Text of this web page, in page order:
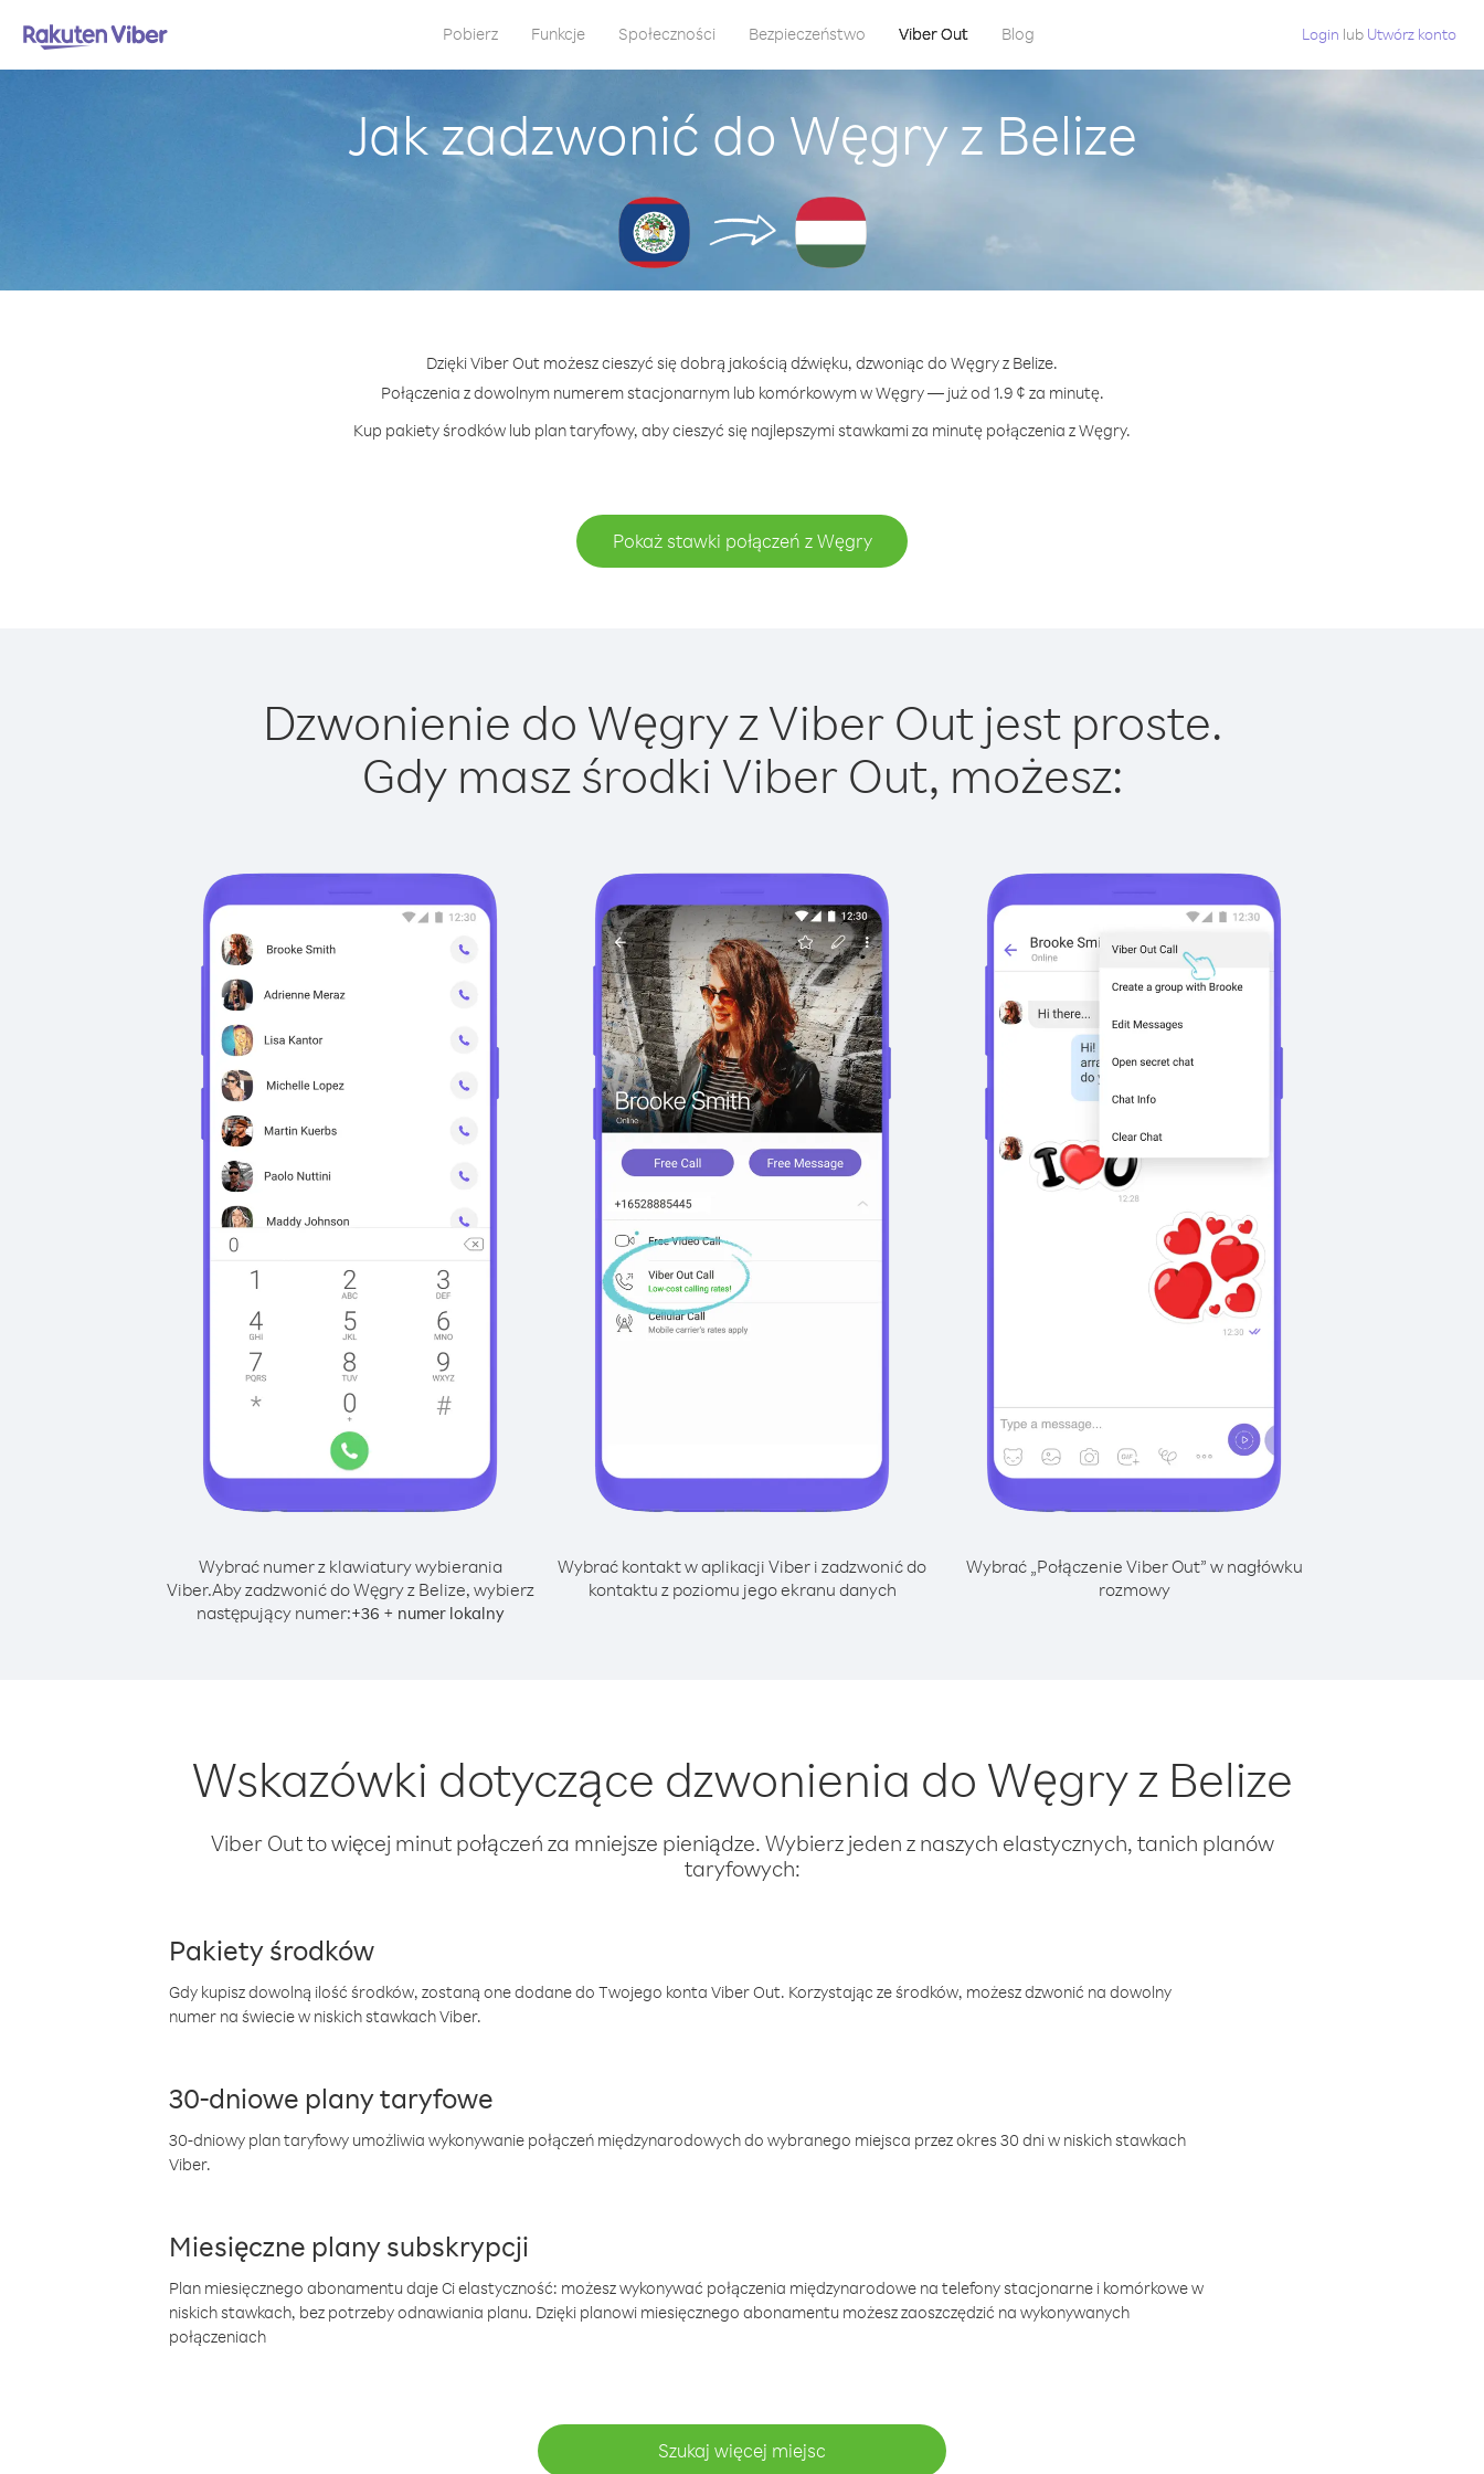
Pobierz Funkcje Społeczności Bezpieczeństwo Viber Out Blog Login lub Utwórz konto
Jak zadzwonić do Węgry z Belize
Dzięki Viber Out możesz cieszyć się dobrą jakością dźwięku, dzwoniąc do Węgry z Belize.
Połączenia z dowolnym numerem stacjonarnym lub komórkowym w Węgry — już od 1.9 ¢ za minutę.
Kup pakiety środków lub plan taryfowy, aby cieszyć się najlepszymi stawkami za minutę połączenia z Węgry.
Pokaż stawki połączeń z Węgry
Dzwonienie do Węgry z Viber Out jest proste.
Gdy masz środki Viber Out, możesz:
Wybrać numer z klawiatury wybierania
Viber.Aby zadzwonić do Węgry z Belize, wybierz
następujący numer:+36 + numer lokalny
Wybrać kontakt w aplikacji Viber i zadzwonić do
kontaktu z poziomu jego ekranu danych
Wybrać „Połączenie Viber Out” w nagłówku
rozmowy
Wskazówki dotyczące dzwonienia do Węgry z Belize
Viber Out to więcej minut połączeń za mniejsze pieniądze. Wybierz jeden z naszych elastycznych, tanich planów
taryfowych:
Pakiety środków
Gdy kupisz dowolną ilość środków, zostaną one dodane do Twojego konta Viber Out. Korzystając ze środków, możesz dzwonić na dowolny
numer na świecie w niskich stawkach Viber.
30-dniowe plany taryfowe
30-dniowy plan taryfowy umożliwia wykonywanie połączeń międzynarodowych do wybranego miejsca przez okres 30 dni w niskich stawkach
Viber.
Miesięczne plany subskrypcji
Plan miesięcznego abonamentu daje Ci elastyczność: możesz wykonywać połączenia międzynarodowe na telefony stacjonarne i komórkowe w
niskich stawkach, bez potrzeby odnawiania planu. Dzięki planowi miesięcznego abonamentu możesz zaoszczędzić na wykonywanych
połączeniach
Szukaj więcej miejsc